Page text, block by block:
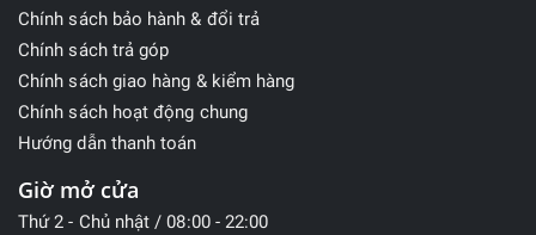
Chính sách bảo hành & đổi trả
Chính sách trả góp
Chính sách giao hàng & kiểm hàng
Chính sách hoạt động chung
Hướng dẫn thanh toán
Giờ mở cửa
Thứ 2 - Chủ nhật / 08:00 - 22:00